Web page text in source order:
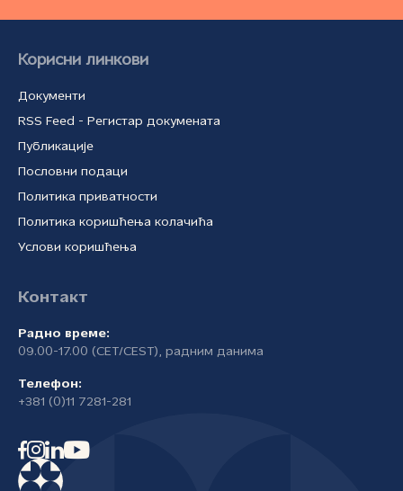
Корисни линкови
Документи
RSS Feed - Регистар докумената
Публикације
Пословни подаци
Политика приватности
Политика коришћења колачића
Услови коришћења
Контакт
Радно време:
09.00-17.00 (CET/CEST), радним данима
Телефон:
+381 (0)11 7281-281